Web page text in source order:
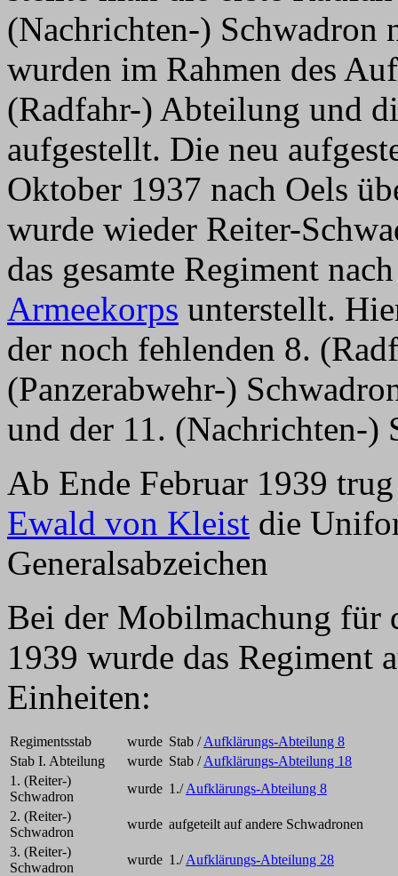
(Nachrichten-) Schwadron
wurden im Rahmen des
(Radfahr-) Abteilung und
aufgestellt. Die neu
Oktober 1937 nach Oels
wurde wieder Reiter-
das gesamte Regiment
Armeekorps unterstellt.
der noch fehlenden 8.
(Panzerabwehr-)
und der 11. (Nachrichten-)
Ab Ende Februar 1939
Ewald von Kleist die
Generalsabzeichen
Bei der Mobilmachung für
1939 wurde das Regiment
Einheiten:
Regimentsstab wurde Stab /Aufklärungs-Abteilung 8
Stab I. Abteilung
wurde Stab /Aufklärungs-Abteilung 18
1. (Reiter-)
Schwadron
wurde 1./Aufklärungs-Abteilung 8
2. (Reiter-)
Schwadron
wurde aufgeteilt auf andere Schwadronen
3. (Reiter-)
Schwadron
wurde 1./Aufklärungs-Abteilung 28